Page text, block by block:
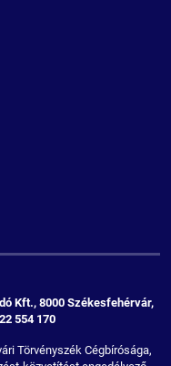
Kft., 8000 Székesfehérvár,
554 170
Törvényszék Cégbírósága,